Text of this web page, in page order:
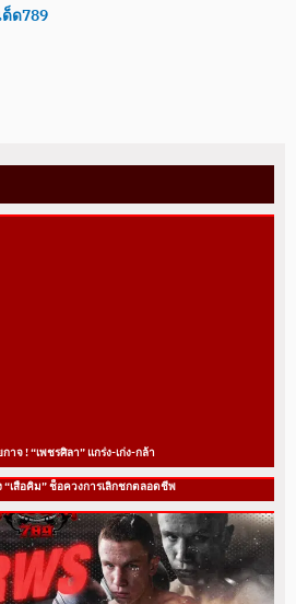
ด็ด789
าจ ! “เพชรศิลา” แกร่ง-เก่ง-กล้า
“เสือคิม” ช็อควงการเลิกชกตลอดชีพ